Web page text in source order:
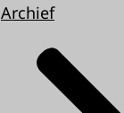
Archief